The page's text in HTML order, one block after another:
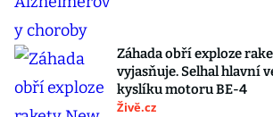
Záhada obří exploze
vyjasňuje. Selhal hlavní
kyslíku motoru BE-4
Živě.cz